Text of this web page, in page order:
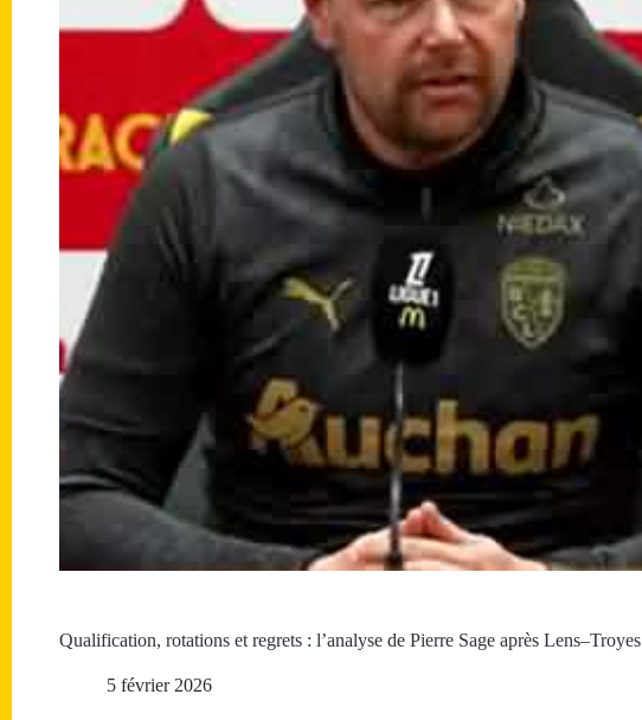
Qualification, rotations et regrets : l’analyse de Pierre Sage après Lens–Troyes
5 février 2026